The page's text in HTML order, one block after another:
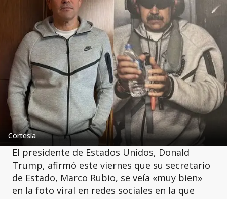
Cortesía
El presidente de Estados Unidos, Donald
Trump, afirmó este viernes que su secretario
de Estado, Marco Rubio, se veía «muy bien»
en la foto viral en redes sociales en la que